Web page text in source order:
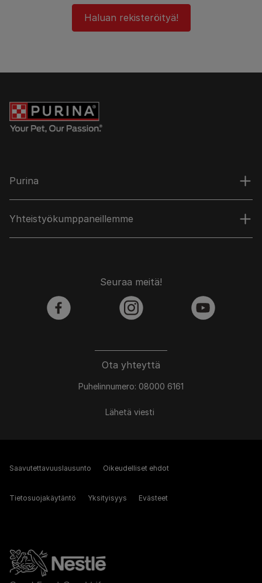
Haluan rekisteröityä!
Purina
Yhteistyökumppaneillemme
Ota yhteyttä
Puhelinnumero: 08000 6161
Lähetä viesti
Seuraa meitä!
facebook instagram youtube
Saavutettavuuslausunto Oikeudelliset ehdot
Tietosuojakäytäntö Yksityisyys Evästeet